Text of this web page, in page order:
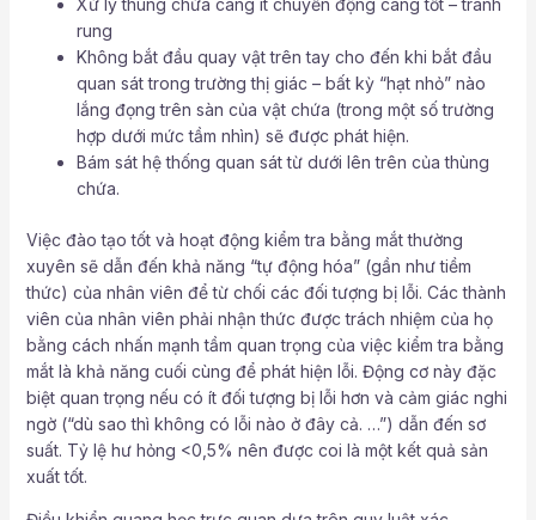
Xử lý thùng chứa càng ít chuyển động càng tốt – tránh
rung
Không bắt đầu quay vật trên tay cho đến khi bắt đầu
quan sát trong trường thị giác – bất kỳ “hạt nhỏ” nào
lắng đọng trên sàn của vật chứa (trong một số trường
hợp dưới mức tầm nhìn) sẽ được phát hiện.
Bám sát hệ thống quan sát từ dưới lên trên của thùng
chứa.
Việc đào tạo tốt và hoạt động kiểm tra bằng mắt thường
xuyên sẽ dẫn đến khả năng “tự động hóa” (gần như tiềm
thức) của nhân viên để từ chối các đối tượng bị lỗi. Các thành
viên của nhân viên phải nhận thức được trách nhiệm của họ
bằng cách nhấn mạnh tầm quan trọng của việc kiểm tra bằng
mắt là khả năng cuối cùng để phát hiện lỗi. Động cơ này đặc
biệt quan trọng nếu có ít đối tượng bị lỗi hơn và cảm giác nghi
ngờ (“dù sao thì không có lỗi nào ở đây cả. …”) dẫn đến sơ
suất. Tỷ lệ hư hỏng <0,5% nên được coi là một kết quả sản
xuất tốt.